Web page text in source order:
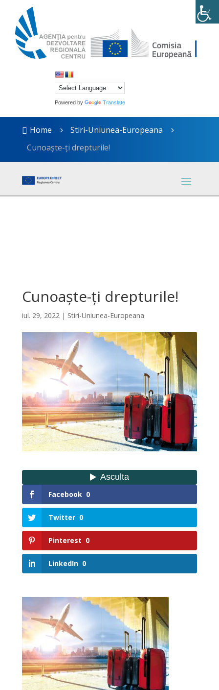
Powered by Translate
 Home 5 Stiri-Uniunea-Europeana 5
Cunoaște-ți drepturile!
Cunoaște-ți drepturile!
iul. 29, 2022| Stiri-Uniunea-Europeana
Facebook 0
Twitter 0
Pinterest 0
LinkedIn 0